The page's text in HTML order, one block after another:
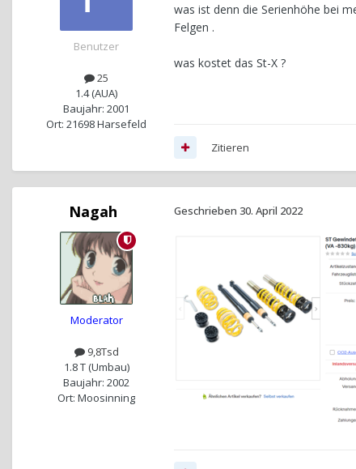
Benutzer
25
1.4 (AUA)
Baujahr: 2001
Ort: 21698 Harsefeld
was ist denn die Serienhöhe bei
Felgen .
was kostet das St-X ?
Zitieren
Nagah
Moderator
9,8Tsd
1.8 T (Umbau)
Baujahr: 2002
Ort: Moosinning
Geschrieben 30. April 2022